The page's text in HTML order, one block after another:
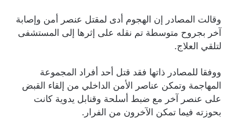
وقالت المصادر إن الهجوم أدى لمقتل عنصر أمن وإصابة
آخر بجروح متوسطة تم نقله على إثرها إلى المستشفى
لتلقي العلاج.
ووفقا للمصادر ذاتها فقد قتل أحد أفراد المجموعة
المهاجمة وتمكن عناصر الأمن الداخلي من إلقاء القبض
على عنصر آخر مع ضبط أسلحة وقنابل يدوية كانت
بحوزته فيما تمكن الآخرون من الفرار.